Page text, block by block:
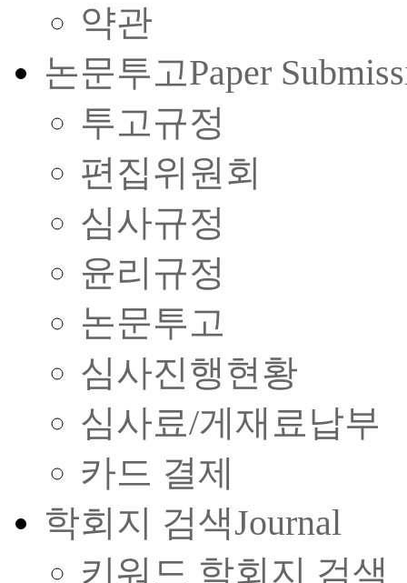
약관
논문투고Paper
투고규정
편집위원회
심사규정
윤리규정
논문투고
심사진행현황
심사료/게재료납부
카드 결제
학회지 검색Journal
키워드 학회지 검색